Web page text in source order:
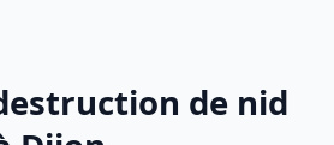
de nid